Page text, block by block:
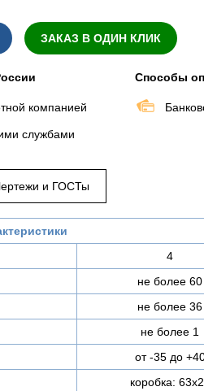
ЗАКАЗ В ОДИН КЛИК
компанией
службами
Способы
и ГОСТы
4
не более 60
не более 36
не более 1
от -35 до
коробка: